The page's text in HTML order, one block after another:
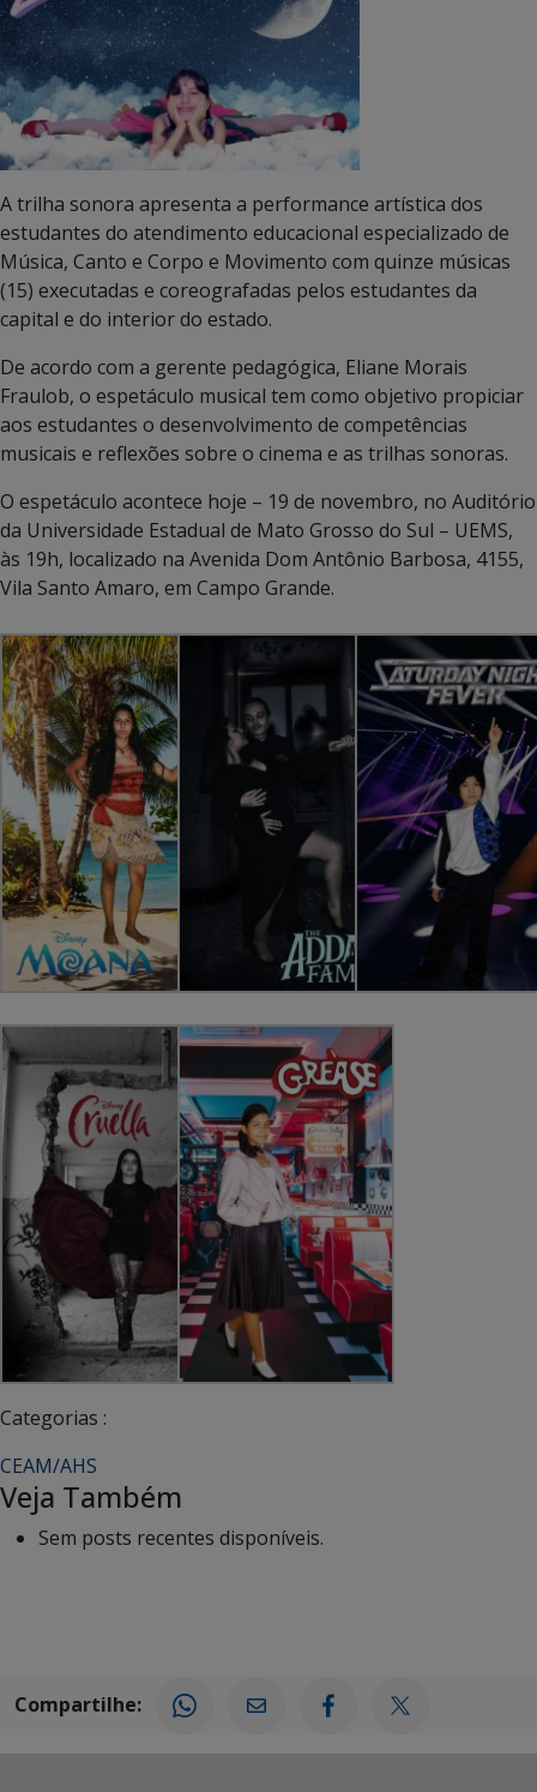
A trilha sonora apresenta a performance artística dos
estudantes do atendimento educacional especializado de
Música, Canto e Corpo e Movimento com quinze músicas
(15) executadas e coreografadas pelos estudantes da
capital e do interior do estado.
De acordo com a gerente pedagógica, Eliane Morais
Fraulob, o espetáculo musical tem como objetivo propiciar
aos estudantes o desenvolvimento de competências
musicais e reflexões sobre o cinema e as trilhas sonoras.
O espetáculo acontece hoje – 19 de novembro, no Auditório
da Universidade Estadual de Mato Grosso do Sul – UEMS,
às 19h, localizado na Avenida Dom Antônio Barbosa, 4155,
Vila Santo Amaro, em Campo Grande.
Categorias :
CEAM/AHS
Veja Também
Sem posts recentes disponíveis.
Compartilhe: